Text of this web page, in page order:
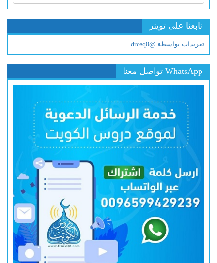
تابعنا على تويتر
تغريدات بواسطة @drosq8
WhatsApp تواصل معنا